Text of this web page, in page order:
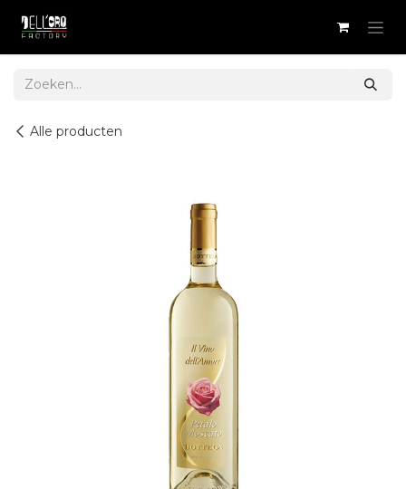
Alle producten